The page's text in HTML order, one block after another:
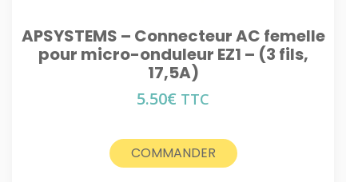
APSYSTEMS – Connecteur AC femelle
pour micro-onduleur EZ1 – (3 fils,
17,5A)
5.50€ TTC
COMMANDER